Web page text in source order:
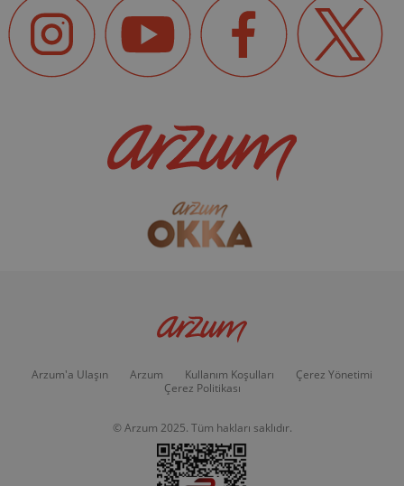
Arzum'a Ulaşın Arzum Kullanım Koşulları
Çerez Yönetimi
Çerez Politikası
© Arzum 2025. Tüm hakları saklıdır.